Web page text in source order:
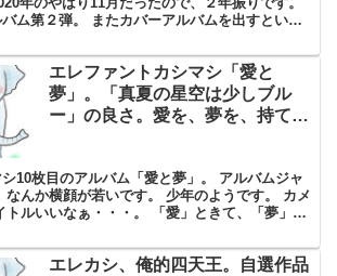
ム第２弾。 またカバーアルバムを出すという
エレファントカシマシ「愛と
夢」。「真夏の星空は少しブル
ー」の良さ。愛を、夢を、持て余
10枚目のアルバム「愛と夢」。 アルバムジャ
なんか横顔が若いです。 少年のようです。 カメ
トルいいなぁ・・・。 「愛」ときて、「夢」で
エレカシ、俺的四天王。自選作品